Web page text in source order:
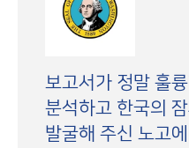
보고서가 정말 훌
분석하고 한국의
발굴해 주신 노고